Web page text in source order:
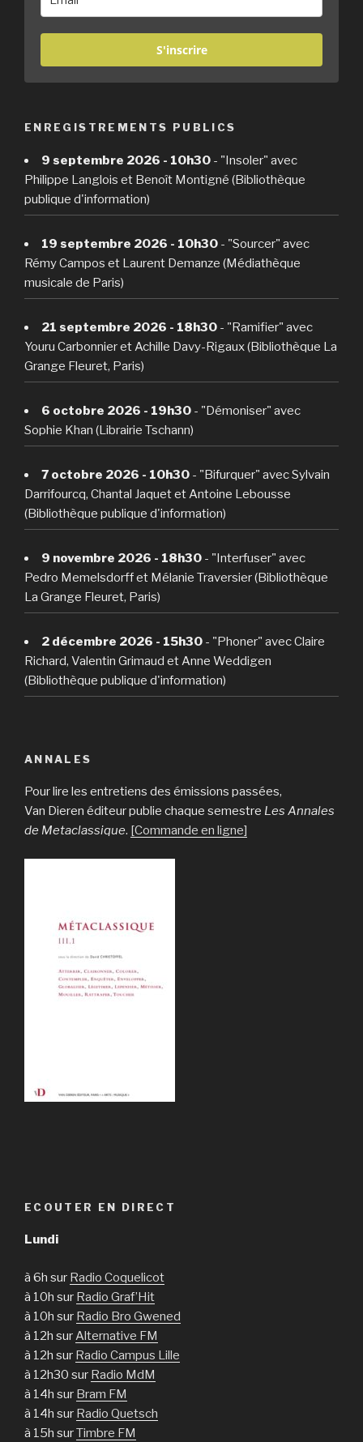
S'inscrire
ENREGISTREMENTS PUBLICS
9 septembre 2026 - 10h30 - "Insoler" avec
Philippe Langlois et Benoît Montigné (Bibliothèque
publique d'information)
19 septembre 2026 - 10h30 - "Sourcer" avec
Rémy Campos et Laurent Demanze (Médiathèque
musicale de Paris)
21 septembre 2026 - 18h30 - "Ramifier" avec
Youru Carbonnier et Achille Davy-Rigaux (Bibliothèque La
Grange Fleuret, Paris)
6 octobre 2026 - 19h30 - "Démoniser" avec
Sophie Khan (Librairie Tschann)
7 octobre 2026 - 10h30 - "Bifurquer" avec Sylvain
Darrifourcq, Chantal Jaquet et Antoine Lebousse
(Bibliothèque publique d'information)
9 novembre 2026 - 18h30 - "Interfuser" avec
Pedro Memelsdorff et Mélanie Traversier (Bibliothèque
La Grange Fleuret, Paris)
2 décembre 2026 - 15h30 - "Phoner" avec Claire
Richard, Valentin Grimaud et Anne Weddigen
(Bibliothèque publique d'information)
ANNALES
Pour lire les entretiens des émissions passées,
Van Dieren éditeur publie chaque semestre Les Annales
de Metaclassique. [Commande en ligne]
ECOUTER EN DIRECT
Lundi
à 6h sur Radio Coquelicot
à 10h sur Radio Graf’Hit
à 10h sur Radio Bro Gwened
à 12h surAlternative FM
à 12h sur Radio Campus Lille
à 12h30 sur Radio MdM
à 14h sur Bram FM
à 14h sur Radio Quetsch
à 15h surTimbre FM